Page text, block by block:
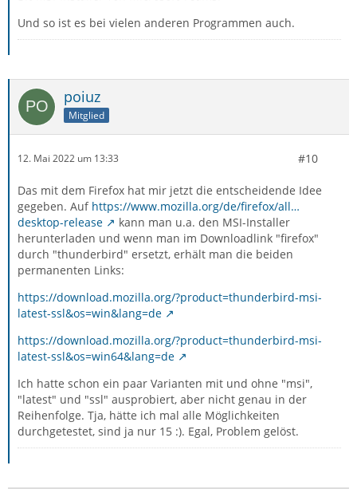
Und so ist es bei vielen anderen Programmen auch.
poiuz
Mitglied
12. Mai 2022 um 13:33 #10
Das mit dem Firefox hat mir jetzt die entscheidende Idee
gegeben. Auf https://www.mozilla.org/de/firefox/all…
desktop-release
kann man u.a. den MSI-Installer
herunterladen und wenn man im Downloadlink "firefox"
durch "thunderbird" ersetzt, erhält man die beiden
permanenten Links:
https://download.mozilla.org/?product=thunderbird-msi-
latest-ssl&os=win&lang=de
https://download.mozilla.org/?product=thunderbird-msi-
latest-ssl&os=win64&lang=de
Ich hatte schon ein paar Varianten mit und ohne "msi",
"latest" und "ssl" ausprobiert, aber nicht genau in der
Reihenfolge. Tja, hätte ich mal alle Möglichkeiten
durchgetestet, sind ja nur 15 :). Egal, Problem gelöst.